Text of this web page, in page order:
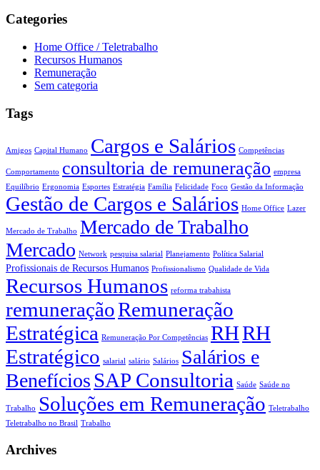
Categories
Home Office / Teletrabalho
Recursos Humanos
Remuneração
Sem categoria
Tags
Amigos Capital Humano Cargos e Salários Competências
Comportamento consultoria de remuneração empresa
Equilíbrio Ergonomia Esportes Estratégia Família Felicidade Foco Gestão da Informação
Gestão de Cargos e Salários Home Office Lazer
Mercado de Trabalho Mercado de Trabalho
Mercado Network pesquisa salarial Planejamento Política Salarial
Profissionais de Recursos Humanos Profissionalismo Qualidade de Vida
Recursos Humanos reforma trabahista
remuneraçãoRemuneração
Estratégica Remuneração Por Competências RHRH
Estratégico salarial salário Salários Salários e
Benefícios SAP Consultoria Saúde Saúde no
Trabalho Soluções em Remuneração Teletrabalho
Teletrabalho no Brasil Trabalho
Archives